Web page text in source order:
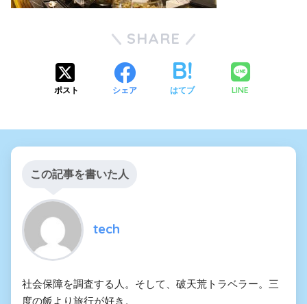
SHARE
ポスト シェア はてブ LINE
この記事を書いた人
tech
社会保障を調査する人。そして、破天荒トラベラー。三
度の飯より旅行が好き。